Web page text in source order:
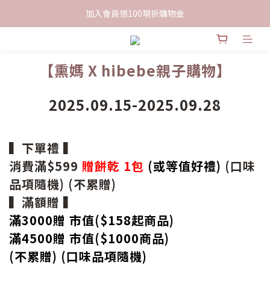
限時下單送餅乾乙包，滿$999免運
加入會員領100現折購物金
限時下單送餅乾乙包，滿$999免運
【熏媽 X hibebe親子購物】
2025.09.15-2025.09.28
▍下單禮 ▍
消費滿$599 贈餅乾 1包 (或等值好禮) (口味
品項隨機) (不累贈)
▍滿額贈 ▍
滿3000贈 市值($158起商品)
滿4500贈 市值($1000商品)
(不累贈) (口味品項隨機)